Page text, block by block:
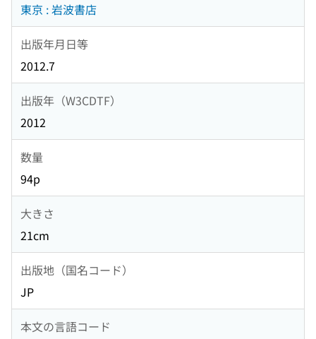
東京 : 岩波書店
出版年月日等
2012.7
出版年（W3CDTF）
2012
数量
94p
大きさ
21cm
出版地（国名コード）
JP
本文の言語コード